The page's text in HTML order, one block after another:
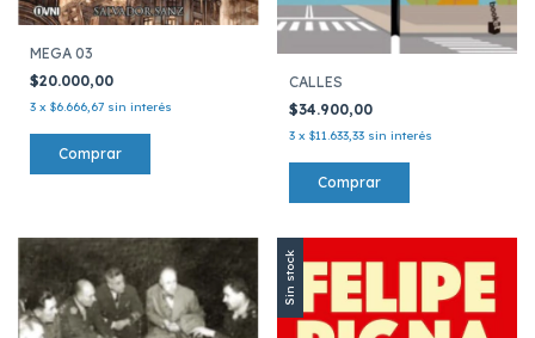
MEGA 03
$20.000,00
3 x $6.666,67 sin interés
CALLES
$34.900,00
3 x $11.633,33 sin interés
Sin stock